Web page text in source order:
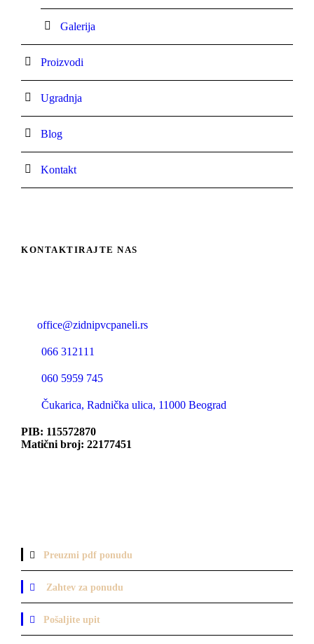
Galerija
Proizvodi
Ugradnja
Blog
Kontakt
KONTAKTIRAJTE NAS
office@zidnipvcpaneli.rs
066 312111
060 5959 745
Čukarica, Radnička ulica, 11000 Beograd
PIB: 115572870
Matični broj: 22177451
Preuzmi pdf ponudu
Zahtev za ponudu
Pošaljite upit